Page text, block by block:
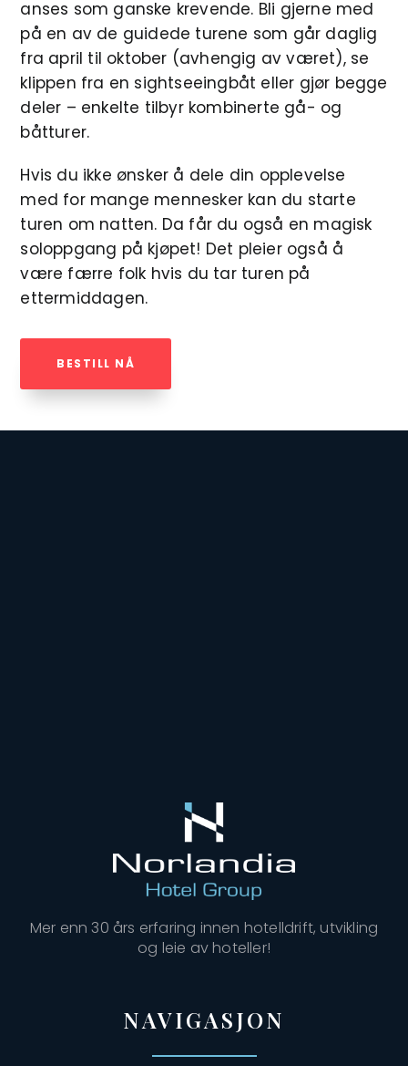
anses som ganske krevende. Bli gjerne med
på en av de guidede turene som går daglig
fra april til oktober (avhengig av været), se
klippen fra en sightseeingbåt eller gjør begge
deler – enkelte tilbyr kombinerte gå- og
båtturer.
Hvis du ikke ønsker å dele din opplevelse
med for mange mennesker kan du starte
turen om natten. Da får du også en magisk
soloppgang på kjøpet! Det pleier også å
være færre folk hvis du tar turen på
ettermiddagen.
BESTILL NÅ
Mer enn 30 års erfaring innen hotelldrift, utvikling
og leie av hoteller!
NAVIGASJON